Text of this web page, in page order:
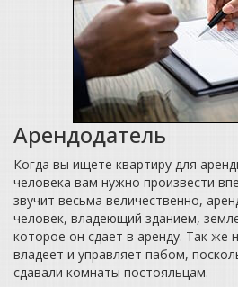
Арендодатель
Когда вы ищете квартиру для
человека вам нужно произвести
звучит весьма величественно,
человек, владеющий зданием,
которое он сдает в аренду. Так же
владеет и управляет пабом,
сдавали комнаты постояльцам.